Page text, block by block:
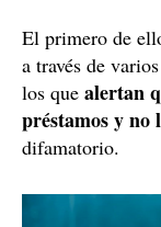
El primero de
a través de
los que alertan
préstamos y no
difamatorio.